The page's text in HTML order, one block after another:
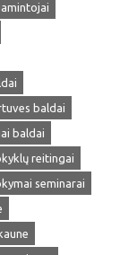
baldai
baldai
reitingai
seminarai